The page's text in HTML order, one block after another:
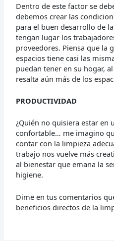
Dentro de este factor se
debemos crear las
para el buen desarrollo de
tengan lugar los
proveedores. Piensa que la
espacios tiene casi las
puedan tener en su hogar,
resalta aún más de los
PRODUCTIVIDAD
¿Quién no quisiera estar en
confortable… me imagino
contar con la limpieza
trabajo nos vuelve más
al bienestar que emana la
higiene.
Dime en tus comentarios
beneficios directos de la